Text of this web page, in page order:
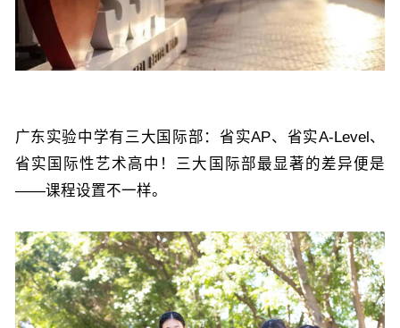
广东实验中学有三大国际部：省实AP、省实A-Level、
省实国际性艺术高中！三大国际部最显著的差异便是
——课程设置不一样。